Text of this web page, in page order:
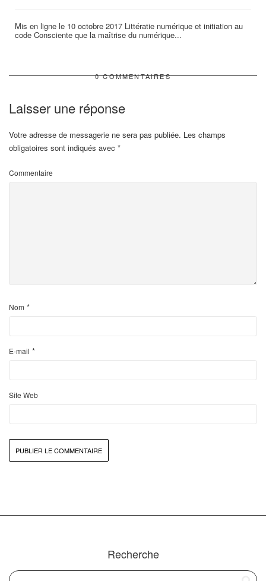
Mis en ligne le 10 octobre 2017 Littératie numérique et initiation au
code Consciente que la maîtrise du numérique...
0 COMMENTAIRES
Laisser une réponse
Votre adresse de messagerie ne sera pas publiée. Les champs
obligatoires sont indiqués avec *
Commentaire
Nom *
E-mail *
Site Web
Recherche